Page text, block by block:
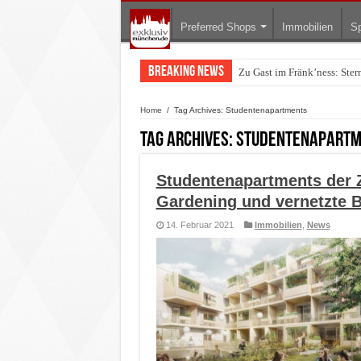
Preferred Shops Immobilien
Breaking News Zu Gast im Fränk’ness:
Home / Tag Archives: Studentenapartments
Tag Archives:
Studentenapartments der
Gardening und vernetzte
14. Februar 2021 Immobilien News